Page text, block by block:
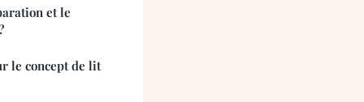
et le
le concept de lit